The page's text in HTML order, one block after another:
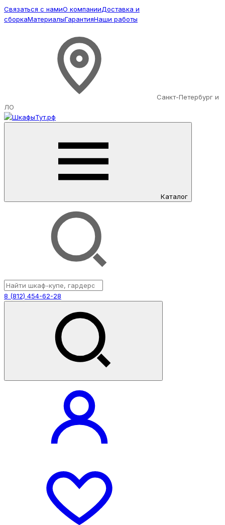
Связаться с намиО компанииДоставка и
сборкаМатериалыГарантияНаши работы
Санкт-Петербург и
ЛО
Каталог
8 (812) 454-62-28